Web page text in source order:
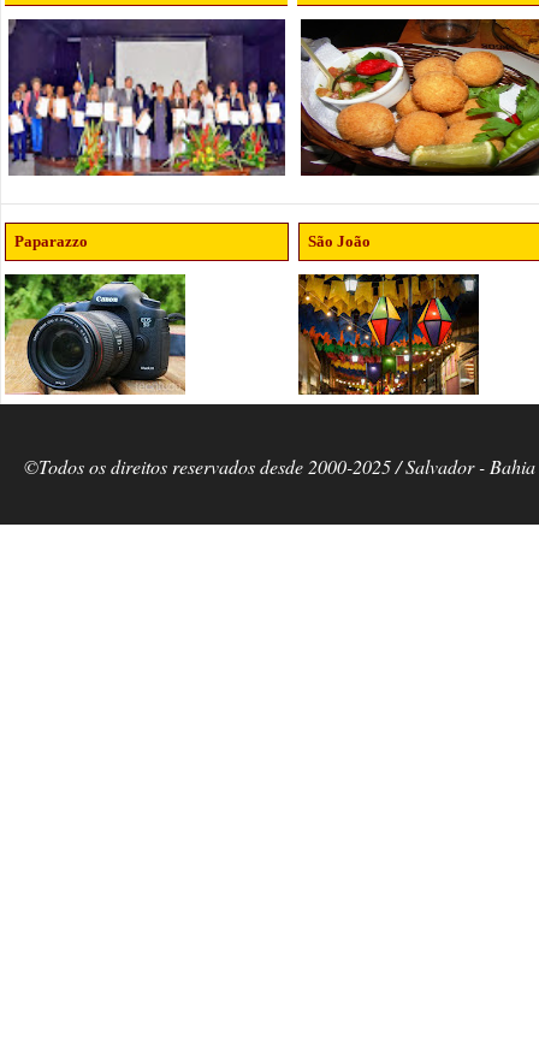
Paparazzo São João
©Todos os direitos reservados desde 2000-2025 / Salvador -